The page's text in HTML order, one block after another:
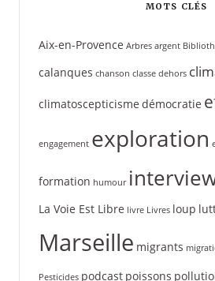
MOTS CLÉS
Aix-en-Provence Arbres argent
calanques chanson classe dehors
climatoscepticisme démocratie
engagement exploration
formation humour
La Voie Est Libre livre Livres loup
Marseille migrants
Pesticides podcast poissons